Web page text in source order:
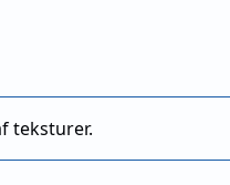
teksturer.